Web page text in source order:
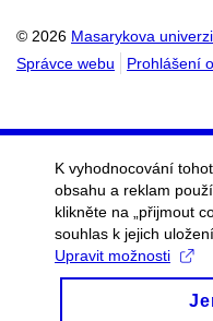
© 2026 Masarykova
Správce webu
Prohlášení
K vyhodnocování
obsahu a reklam
klikněte na „přijmout
souhlas k jejich
Upravit možnosti